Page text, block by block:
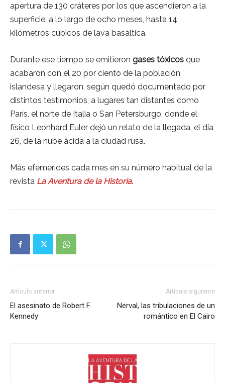
apertura de 130 cráteres por los que ascendieron a la
superficie, a lo largo de ocho meses, hasta 14
kilómetros cúbicos de lava basáltica.
Durante ese tiempo se emitieron gases tóxicos que
acabaron con el 20 por ciento de la población
islandesa y llegaron, según quedó documentado por
distintos testimonios, a lugares tan distantes como
París, el norte de Italia o San Petersburgo, donde el
físico Leonhard Euler dejó un relato de la llegada, el día
26, de la nube ácida a la ciudad rusa.
Más efemérides cada mes en su número habitual de la
revista La Aventura de la Historia.
Artículo anterior
El asesinato de Robert F.
Kennedy
Artículo siguiente
Nerval, las tribulaciones de un
romántico en El Cairo